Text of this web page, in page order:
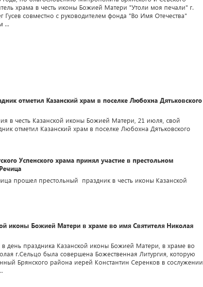
храма в честь иконы Божией Матери "Утоли моя печали" г.
Гусев совместно с руководителем фонда "Во Имя Отечества"
...
отметил Казанский храм в поселке Любохна Дятьковского
в честь Казанской иконы Божией Матери, 21 июля, свой
отметил Казанский храм в поселке Любохна Дятьковского
Успенского храма принял участие в престольном
прошел престольный праздник в честь иконы Казанской
иконы Божией Матери в храме во имя Святителя Николая
в день праздника Казанской иконы Божией Матери, в храме во
г.Сельцо была совершена Божественная Литургия, которую
Брянского района иерей Константин Серенков в сослужении